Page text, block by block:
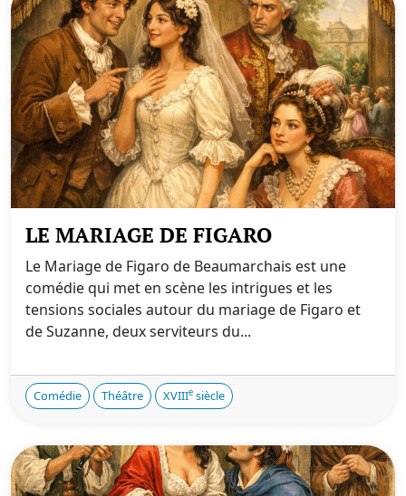
LE MARIAGE DE FIGARO
Le Mariage de Figaro de Beaumarchais est une
comédie qui met en scène les intrigues et les
tensions sociales autour du mariage de Figaro et
de Suzanne, deux serviteurs du...
Comédie Théâtre XVIIIe siècle